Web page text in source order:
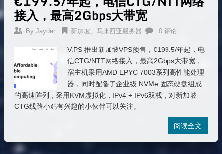
接入，最高2Gbps大带宽
By Jayden 新加坡、马来西亚服务器 0 评论
V.PS 推出新加坡VPS预售，€199.5/年起，电
信CTG/NTT网络接入，最高2Gbps大带宽，
宿主机采用AMD EPYC 7003系列高性能处理
器，同时配备了企业级 NVMe 固态硬盘组成
的高速阵列，采用KVM虚拟化，IPv4 + IPv6双栈，对新加坡
CTG线路小鸡有兴趣的小伙伴可以关注。
阅读全文